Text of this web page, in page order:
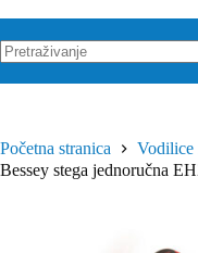
Početna stranica Vodilice
Bessey stega jednoručna